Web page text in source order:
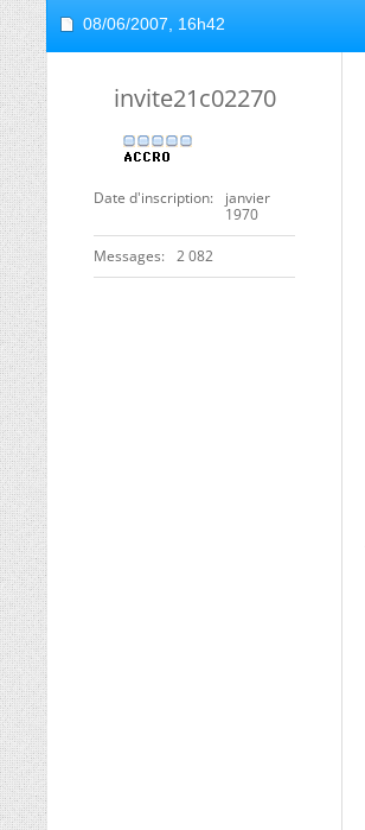
08/06/2007, 16h42
invite21c02270
Date d'inscription
janvier
1970
Messages 2 082